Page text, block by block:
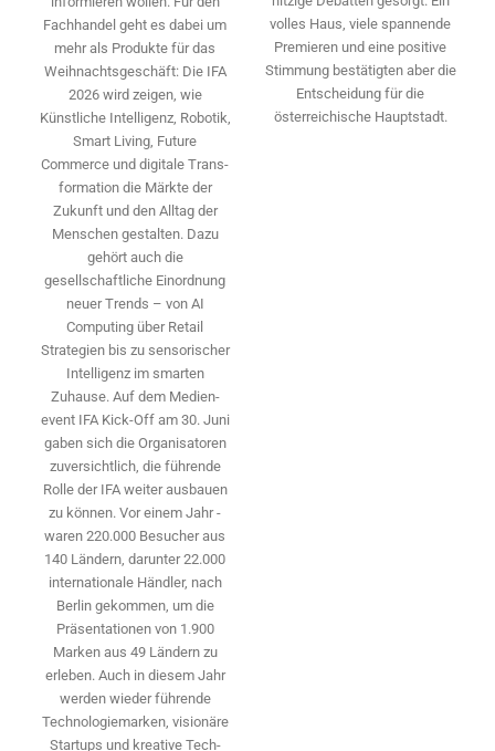
Fachhandel geht es dabei um
mehr als Produkte für das
Weihnachtsgeschäft: Die IFA
2026 wird ­zeigen, wie
Künstliche Intelligenz, Robotik,
Smart Living, Future
Commerce und digitale Trans­
formation die Märkte der
Zukunft und den Alltag der
Menschen gestalten. Dazu
gehört auch die
gesellschaftliche Einordnung
neuer Trends – von AI
Computing über Retail
Strategien bis zu sensorischer
Intelligenz im smarten
Zuhause. Auf dem Medien­
event IFA Kick-Off am 30. Juni
gaben sich die Organisatoren
zuversichtlich, die führende
Rolle der IFA weiter ausbauen
zu können. Vor einem Jahr ­
waren 220.000 Besucher aus
140 ­Ländern, ­darunter 22.000
internationale Händler, nach
Berlin gekommen, um die
Präsen­tationen von 1.900
Marken aus 49 Ländern zu
erleben. Auch in diesem Jahr
werden wieder führende
Technologiemarken, visionäre
Startups und ­kreative Tech-
volles Haus, viele spannende
Premieren und eine positive
Stimmung bestätigten aber die
Entscheidung für die
österreichische Hauptstadt.